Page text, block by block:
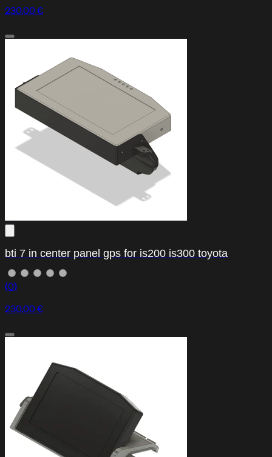
230,00 €
bti 7 in center panel gps for is200 is300 toyota
(0)
230,00 €